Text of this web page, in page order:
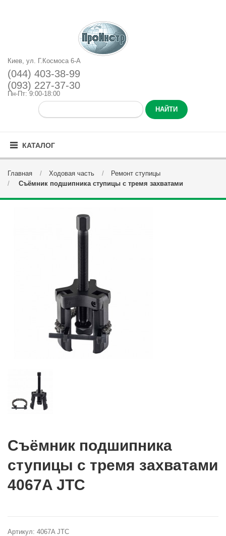
Киев, ул. Г.Космоса 6-А
(044) 403-38-99
(093) 227-37-30
Пн-Пт: 9:00-18:00
КАТАЛОГ
Главная Ходовая часть
Ремонт ступицы
Съёмник подшипника ступицы с тремя захватами
Съёмник подшипника
ступицы с тремя захватами
4067A JTC
Артикул: 4067A JTC